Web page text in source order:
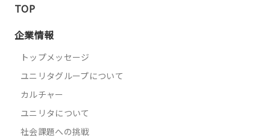
TOP
企業情報
トップメッセージ
ユニリタグループについて
カルチャー
ユニリタについて
社会課題への挑戦